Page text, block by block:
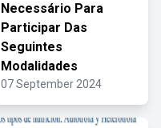
Necessário Para
Participar Das
Seguintes
Modalidades
07 September 2024